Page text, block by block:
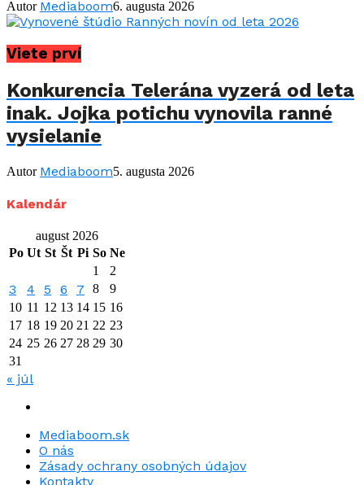
Autor Mediaboom6. augusta 2026
Viete prví
Konkurencia Telerána vyzerá od leta
inak. Jojka potichu vynovila ranné
vysielanie
Autor Mediaboom5. augusta 2026
Kalendár
august 2026
Po Ut St Št Pi So Ne
1
2
3 4 5 6 7 8
9
10 11 12 13 14 15 16
17 18 19 20 21 22 23
24 25 26 27 28 29 30
31
« júl
Mediaboom.sk
O nás
Zásady ochrany osobných údajov
Kontakty